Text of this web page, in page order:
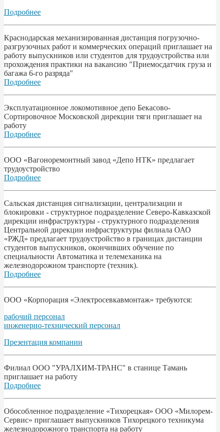
Подробнее
Краснодарская механизированная дистанция погрузочно-
разгрузочных работ и коммерческих операций приглашает на
работу выпускников или студентов для трудоустройства или
прохождения практики на вакансию "Приемосдатчик груза и
багажа 6-го разряда"
Подробнее
Эксплуатационное локомотивное депо Бекасово-
Сортировочное Московской дирекции тяги приглашает на
работу
Подробнее
ООО «Вагоноремонтный завод «Депо НТК» предлагает
трудоустройство
Подробнее
Сальская дистанция сигнализации, централизации и
блокировки - структурное подразделение Северо-Кавказской
дирекции инфраструктуры - структурного подразделения
Центральной дирекции инфраструктуры филиала ОАО
«РЖД» предлагает трудоустройство в границах дистанции
студентов выпускников, окончивших обучение по
специальности Автоматика и телемеханика на
железнодорожном транспорте (техник).
Подробнее
ООО «Корпорация «Электросевкавмонтаж» требуются:
рабочий персонал
инженерно-технический персонал
Презентация компании
Филиал ООО "УРАЛХИМ-ТРАНС" в станице Тамань
приглашает на работу
Подробнее
Обособленное подразделение «Тихорецкая» ООО «Милорем-
Сервис» приглашает выпускников Тихорецкого техникума
железнодорожного транспорта на работу